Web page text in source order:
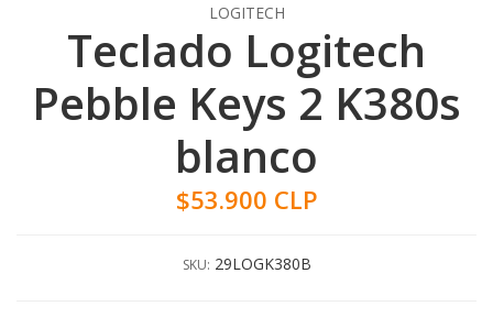
LOGITECH
Teclado Logitech
Pebble Keys 2 K380s
blanco
$53.900 CLP
SKU: 29LOGK380B